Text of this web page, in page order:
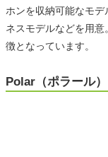
ホンを収納可能なモ
ネスモデルなどを用
徴となっています。
Polar（ポラール）